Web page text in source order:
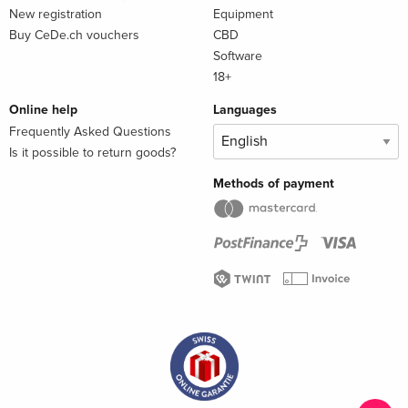
New registration
Buy CeDe.ch vouchers
Equipment
CBD
Software
18+
Online help
Frequently Asked Questions
Is it possible to return goods?
Languages
Methods of payment